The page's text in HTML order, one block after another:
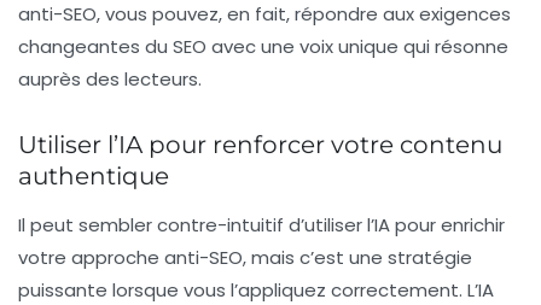
anti-SEO, vous pouvez, en fait, répondre aux exigences
changeantes du SEO avec une voix unique qui résonne
auprès des lecteurs.
Utiliser l’IA pour renforcer votre contenu
authentique
Il peut sembler contre-intuitif d’utiliser l’IApour enrichir
votre approche anti-SEO, mais c’est une stratégie
puissante lorsque vous l’appliquez correctement. L’IA